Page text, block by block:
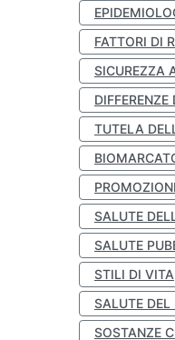
FATTORI DI
SICUREZZA
DIFFERENZE
TUTELA
SALUTE
SALUTE
STILI DI VITA
SALUTE
SOSTANZE